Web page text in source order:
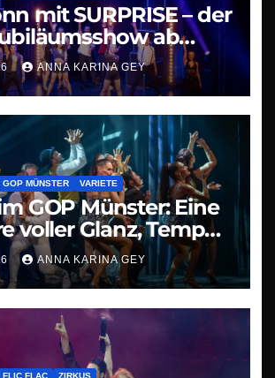
mit SURPRISE – der
ab
ANNA KARINA GEY
GOP MÜNSTER VARIETE
GOP Münster: Eine
voller Glanz, Tempo
ANNA KARINA GEY
FLIC FLAC ZIRKUS